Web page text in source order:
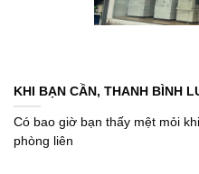
KHI BẠN CẦN, THANH BÌNH
Có bao giờ bạn thấy mệt mỏi
phòng liên